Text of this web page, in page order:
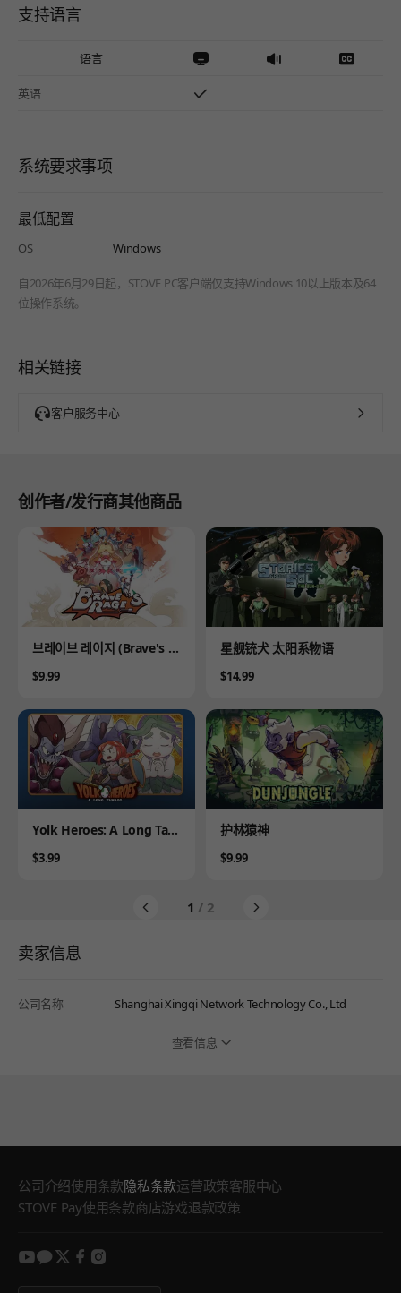
支持语言
语言
英语
系统要求事项
最低配置
OS Windows
自2026年6月29日起，STOVE PC客户端仅支持Windows 10以上版本及64
位操作系统。
相关链接
客户服务中心
创作者/发行商其他商品
Product
브레이브 레이지 (Brave's R
Price
$9.99
Product
星舰铳犬 太阳系物语
Price
$14.99
Product
Yolk Heroes: A Long Tam
Price
$3.99
Product
护林猿神
Price
$9.99
1 / 2
卖家信息
公司名称 Shanghai Xingqi Network Technology Co., Ltd
查看信息
公司介绍使用条款隐私条款运营政策客服中心
STOVE Pay使用条款商店游戏退款政策
youtube
kakao
twitter
facebook
instagram